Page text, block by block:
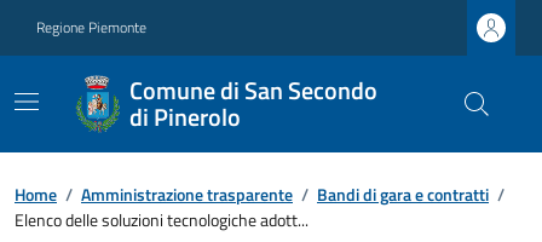
Regione Piemonte
Comune di San Secondo
di Pinerolo
Home / Amministrazione trasparente / Bandi di gara e contratti /
Elenco delle soluzioni tecnologiche adott...